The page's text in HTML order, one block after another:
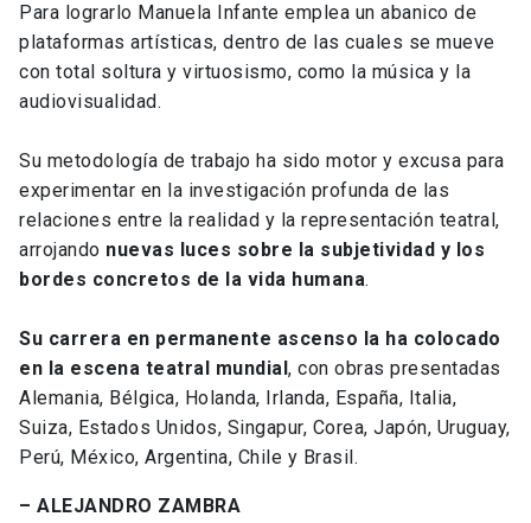
Para lograrlo Manuela Infante emplea un abanico de
plataformas artísticas, dentro de las cuales se mueve
con total soltura y virtuosismo, como la música y la
audiovisualidad.
Su metodología de trabajo ha sido motor y excusa para
experimentar en la investigación profunda de las
relaciones entre la realidad y la representación teatral,
arrojando nuevas luces sobre la subjetividad y los
bordes concretos de la vida humana.
Su carrera en permanente ascenso la ha colocado
en la escena teatral mundial, con obras presentadas
Alemania, Bélgica, Holanda, Irlanda, España, Italia,
Suiza, Estados Unidos, Singapur, Corea, Japón, Uruguay,
Perú, México, Argentina, Chile y Brasil.
– ALEJANDRO ZAMBRA